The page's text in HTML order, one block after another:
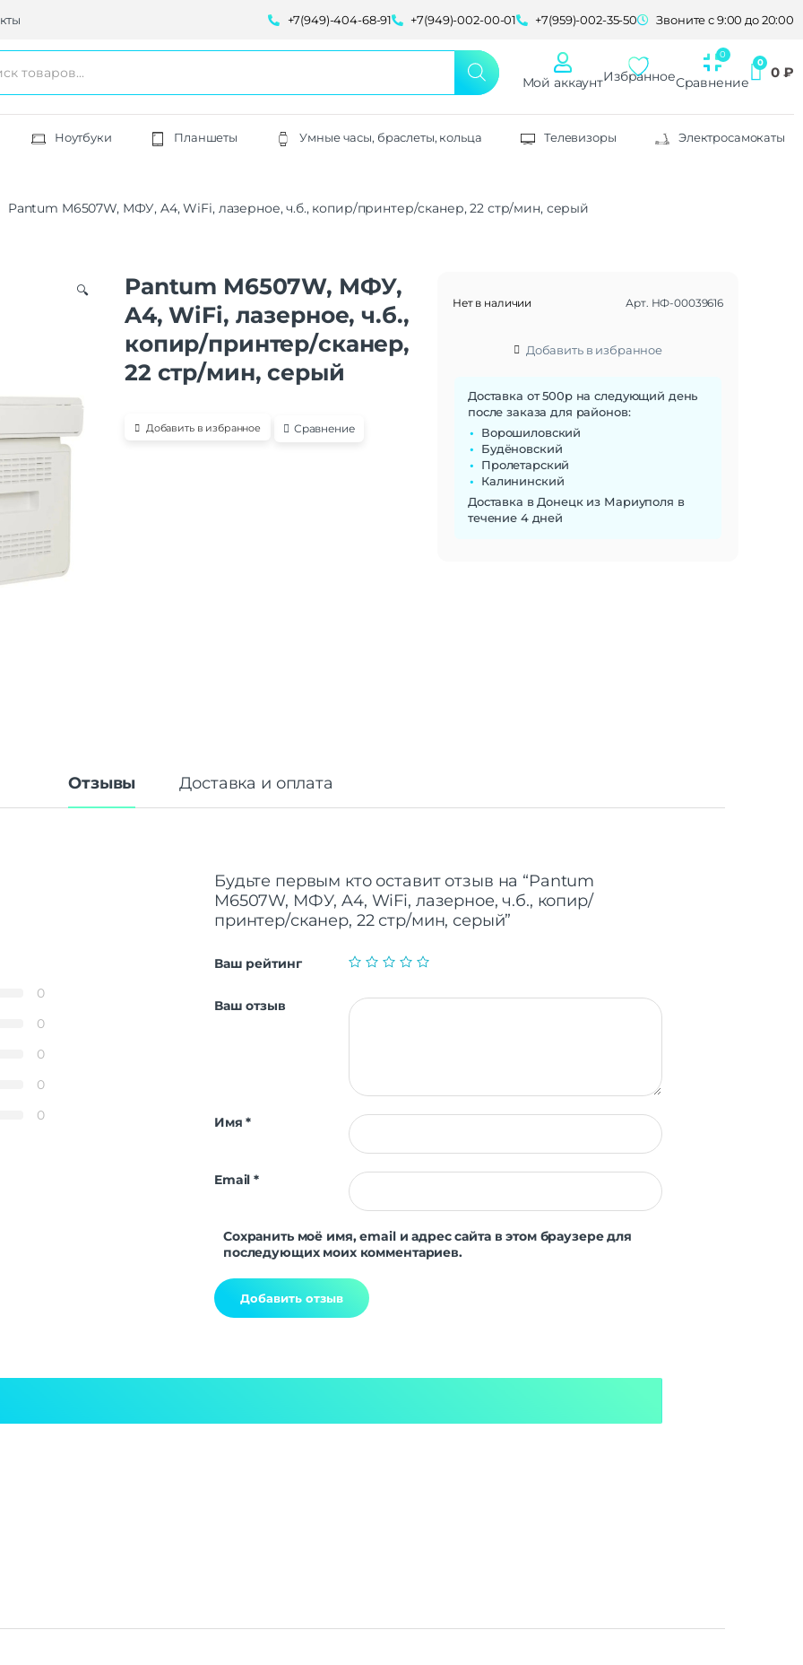
+7(949)-404-68-91 +7(949)-002-00-01 +7(959)-002-35-50 Звоните с 9:00 до 20:00
Мой аккаунтИзбранноеСравнение
0 ₽
Ноутбуки Планшеты Умные часы, браслеты, кольца Телевизоры Электросамокаты
Pantum M6507W, МФУ, A4, WiFi, лазерное, ч.б., копир/принтер/сканер, 22 стр/мин, серый
🔍
Pantum M6507W, МФУ,
A4, WiFi, лазерное, ч.б.,
копир/принтер/сканер,
22 стр/мин, серый
Добавить в избранное Сравнение
Нет в наличии Арт. НФ-00039616
Добавить в избранное
Доставка от 500р на следующий день
после заказа для районов:
Ворошиловский
Будёновский
Пролетарский
Калининский
Доставка в Донецк из Мариуполя в
течение 4 дней
Отзывы Доставка и оплата
0
0
0
0
0
Будьте первым кто оставит отзыв на “Pantum
M6507W, МФУ, A4, WiFi, лазерное, ч.б., копир/
принтер/сканер, 22 стр/мин, серый”
Ваш рейтинг
Ваш отзыв
Имя*
Email*
Сохранить моё имя, email и адрес сайта в этом браузере для
последующих моих комментариев.